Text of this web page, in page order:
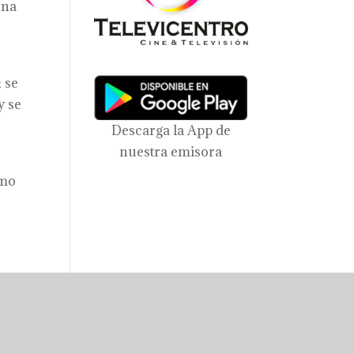
se
Descarga la App de
nuestra emisora